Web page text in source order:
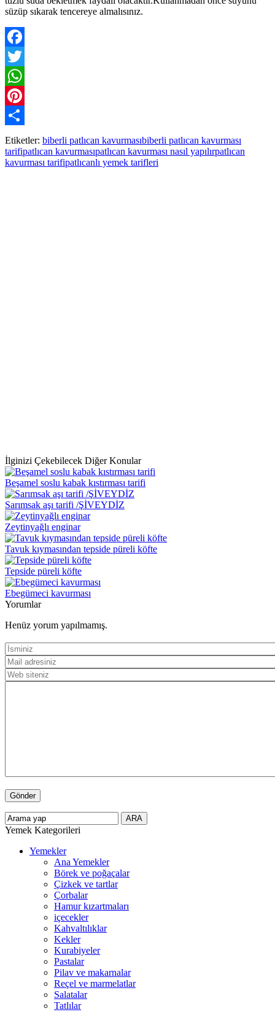
süzüp sıkarak tencereye almalısınız.
Facebook
Twitter
WhatsApp
Pinterest
Paylaş
Etiketler: biberli patlıcan kavurmasıbiberli patlıcan kavurması
tarifipatlıcan kavurmasıpatlıcan kavurması nasıl yapılırpatlıcan
kavurması tarifipatlıcanlı yemek tarifleri
İlginizi Çekebilecek Diğer Konular
Beşamel soslu kabak kıstırması tarifi
Sarımsak aşı tarifi /ŞİVEYDİZ
Zeytinyağlı enginar
Tavuk kıymasından tepside püreli köfte
Tepside püreli köfte
Ebegümeci kavurması
Yorumlar
Henüz yorum yapılmamış.
Yemek Kategorileri
Yemekler
Ana Yemekler
Börek ve poğaçalar
Çizkek ve tartlar
Çorbalar
Hamur kızartmaları
içecekler
Kahvaltılıklar
Kekler
Kurabiyeler
Pastalar
Pilav ve makarnalar
Reçel ve marmelatlar
Salatalar
Tatlılar